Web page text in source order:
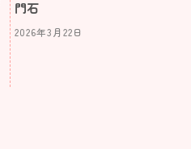
門石
2026年3月22日